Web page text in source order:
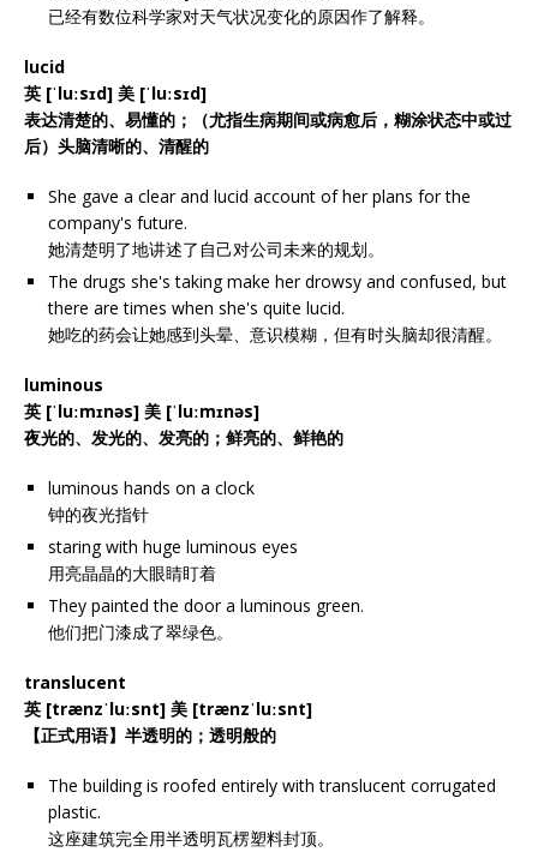
已经有数位科学家对天气状况变化的原因作了解释。
lucid
英 [ˈluːsɪd] 美 [ˈluːsɪd]
表达清楚的、易懂的；（尤指生病期间或病愈后，糊涂状态中或过
后）头脑清晰的、清醒的
She gave a clear and lucid account of her plans for the
company's future.
她清楚明了地讲述了自己对公司未来的规划。
The drugs she's taking make her drowsy and confused, but
there are times when she's quite lucid.
她吃的药会让她感到头晕、意识模糊，但有时头脑却很清醒。
luminous
英 [ˈluːmɪnəs] 美 [ˈluːmɪnəs]
夜光的、发光的、发亮的；鲜亮的、鲜艳的
luminous hands on a clock
钟的夜光指针
staring with huge luminous eyes
用亮晶晶的大眼睛盯着
They painted the door a luminous green.
他们把门漆成了翠绿色。
translucent
英 [trænzˈluːsnt] 美 [trænzˈluːsnt]
【正式用语】半透明的；透明般的
The building is roofed entirely with translucent corrugated
plastic.
这座建筑完全用半透明瓦楞塑料封顶。